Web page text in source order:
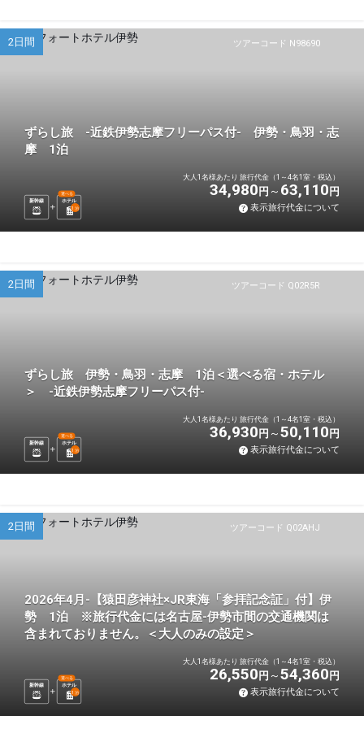
ツアーコード N98690
2日間
ずらし旅 -近鉄伊勢志摩フリーパス付- 伊勢・鳥羽・志
摩 1泊
新幹線 ホテル
選べる
1 泊
大人1名様あたり 旅行代金（1～4名1室・税込）
34,980 円 63,110 円
表示旅行代金について
ツアーコード Q02R5R
2日間
ずらし旅 伊勢・鳥羽・志摩 1泊＜選べる宿・ホテル
＞ -近鉄伊勢志摩フリーパス付-
新幹線 ホテル
選べる
1 泊
大人1名様あたり 旅行代金（1～4名1室・税込）
36,930 円 50,110 円
表示旅行代金について
ツアーコード Q02AHJ
2日間
2026年4月-【猿田彦神社×JR東海「参拝記念証」付】伊
勢 1泊 ※旅行代金には名古屋-伊勢市間の交通機関は
含まれておりません。＜大人のみの設定＞
新幹線 ホテル
選べる
1 泊
大人1名様あたり 旅行代金（1～4名1室・税込）
26,550 円 54,360 円
表示旅行代金について